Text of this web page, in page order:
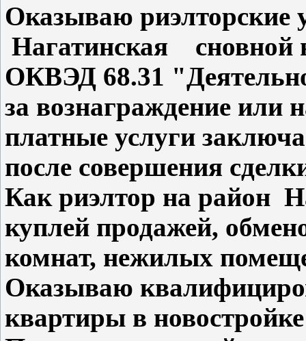
Оказываю риэлторские
Нагатинская сновной
ОКВЭД 68.31
за вознаграждение или
платные услуги
после совершения
Как риэлтор на район
куплей продажей,
комнат, нежилых
Оказываю
квартиры в новостройке